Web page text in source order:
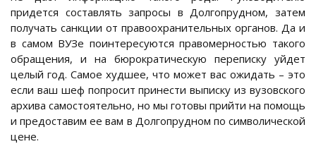
придется составлять запросы в Долгопрудном, затем
получать санкции от правоохранительных органов. Да и
в самом ВУЗе поинтересуются правомерностью такого
обращения, и на бюрократическую переписку уйдет
целый год. Самое худшее, что может вас ожидать – это
если ваш шеф попросит принести выписку из вузовского
архива самостоятельно, но мы готовы прийти на помощь
и предоставим ее вам в Долгопрудном по символической
цене.